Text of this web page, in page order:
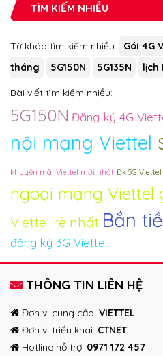
TÌM KIẾM NHIỀU
Từ khóa tìm kiếm nhiều: Gói 4G
tháng
5G150N 5G135N lịch
Bài viết tìm kiếm nhiều:
5G150N Đăng ký 4G
nội mạng Viettel
khuyến mãi Viettel mới nhất Đk 5G Viettel
ngoại mạng Viettel
Viettel rẻ nhất Bắn
đăng ký 3G Viettel.
THÔNG TIN LIÊN HỆ
Đơn vị cung cấp: VIETTEL
Đơn vị triển khai: CTNET
Hotline hỗ trợ: 0971 172 457